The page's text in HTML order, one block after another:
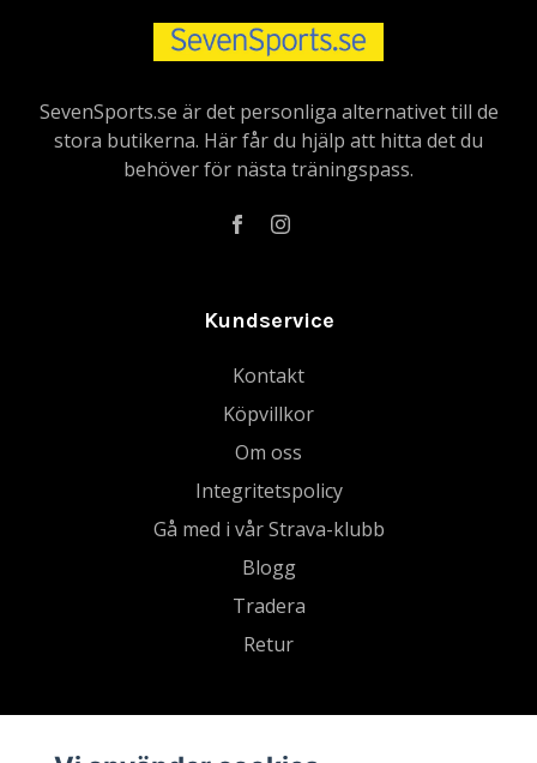
SevenSports.se är det personliga alternativet till de
stora butikerna. Här får du hjälp att hitta det du
behöver för nästa träningspass.
Kundservice
Kontakt
Köpvillkor
Om oss
Integritetspolicy
Gå med i vår Strava-klubb
Blogg
Tradera
Retur